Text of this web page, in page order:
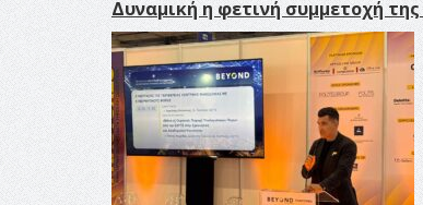
Δυναμική η φετινή συμμετοχή